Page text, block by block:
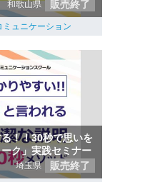
和歌山県 販売終了
ュニケーション
！！30秒で思いを
ク」実践セミナー
埼玉県 販売終了